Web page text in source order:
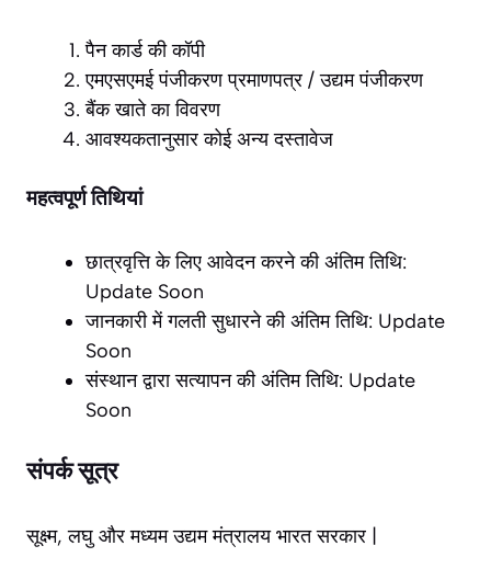
पैन कार्ड की कॉपी
एमएसएमई पंजीकरण प्रमाणपत्र / उद्यम पंजीकरण
बैंक खाते का विवरण
आवश्यकतानुसार कोई अन्य दस्तावेज
महत्वपूर्ण तिथियां
छात्रवृत्ति के लिए आवेदन करने की अंतिम तिथि:
Update Soon
जानकारी में गलती सुधारने की अंतिम तिथि: Update
Soon
संस्थान द्वारा सत्यापन की अंतिम तिथि: Update
Soon
संपर्क सूत्र
सूक्ष्म, लघु और मध्यम उद्यम मंत्रालय भारत सरकार |